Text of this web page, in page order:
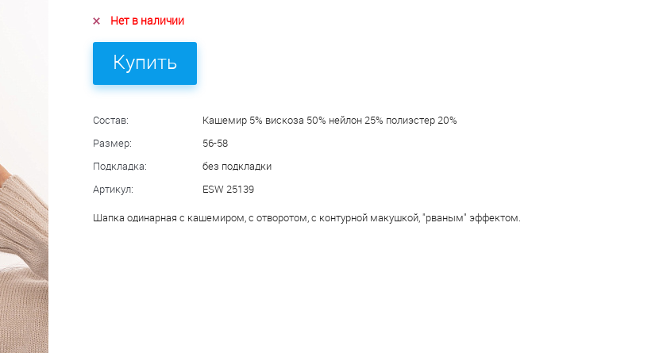
Нет в наличии
Купить
Состав:
Кашемир 5% вискоза 50% нейлон 25% полиэстер 20%
Размер:
56-58
Подкладка:
без подкладки
Артикул:
ESW 25139
Шапка одинарная с кашемиром, с отворотом, с контурной макушкой, "рваным" эффектом.